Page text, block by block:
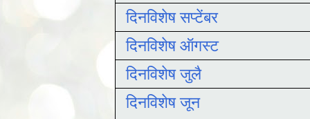
दिनविशेष सप्टेंबर
दिनविशेष ऑगस्ट
दिनविशेष जुलै
दिनविशेष जून